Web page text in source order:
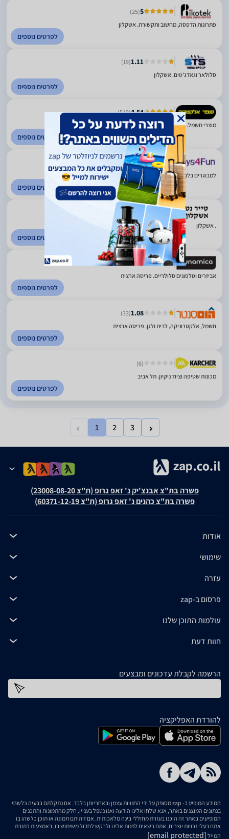
5
(25)
פתרונות הדפסה, מחשוב ותקשורת. אשקלון
לפרטים נוספים
1.11
(19)
סלולאר וגאדג'טים. אשקלון
לפרטים נוספים
4.54
(549)
מוצרי חשמל. פריסה ארצית
לפרטים נוספים
(1)
למבוגרים בלבד. אשדוד
לפרטים נוספים
. אשקלון
לפרטים נוספים
1
אביזרים וטלפונים סלולריים. פריסה ארצית
לפרטים נוספים
1.08
(33)
חשמל, אלקטרוניקה, לבית ולגן. פריסה ארצית
לפרטים נוספים
(6)
מכונות שטיפה וציוד ניקיון. תל אביב
לפרטים נוספים
1 2 3
פשרה בת"צ אבנצ'יק נ' זאפ גרופ (ת"צ 23008-08-20)
פשרה בת"צ כהנים נ' זאפ גרופ (ת"צ 60371-12-19)
אודות
שימושי
עזרה
פרסום ב-zap
עולמות התוכן שלנו
חוות דעת
הרשמה לקבלת עדכונים ומבצעים
להורדת האפליקציה
המידע המופיע ב- zap מסופק על ידי החנויות עצמן ובאחריותן בלבד. אם נתקלתם בבעיה כלשהי
בנתונים המוצגים באתר, אנא שלחו אלינו הודעה ואנו נטפל בעניין. חלק מהתמונות והתכנים
המופיעים באתר זה הוכנו בעזרת מחוללי בינה מלאכותית. אם זיהיתם תמונה או תוכן כלשהו בו
אתם בעלי זכויות יוצרים, אתם רשאים לפנות אלינו ולבקש לחדול משימוש בו, באמצעות כתובת
המייל [email protected]